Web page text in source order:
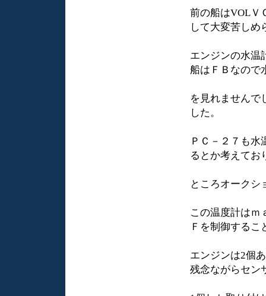
前の船はVOLＶ
して大変苦しめ
エンジンの水温
船はＦＢなので
を見れませんで
した。
ＰＣ－２７も水
るとか考えてお
ところオークシ
この温度計はｍ
Ｆを制御するこ
エンジンは2個
残念ながらセン